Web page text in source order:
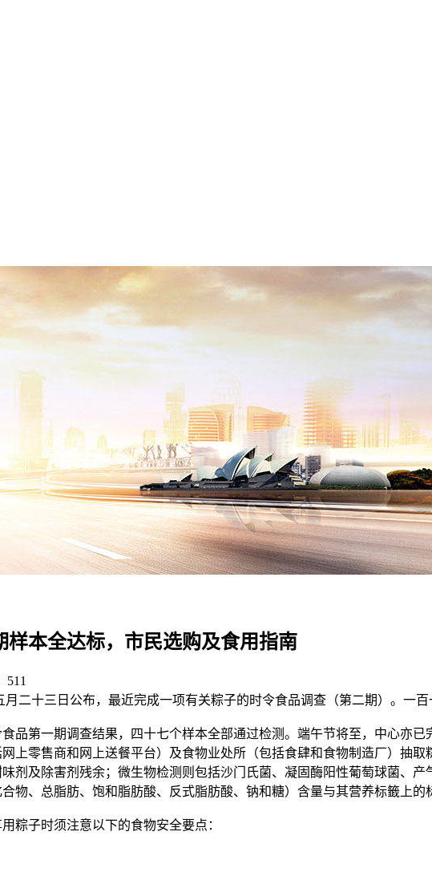
本全达标，市民选购及食用指南
511
十三日公布，最近完成一项有关粽子的时令食品调查（第二期）。一百
第一期调查结果，四十七个样本全部通过检测。端午节将至，中心亦已
上零售商和网上送餐平台）及食物业处所（包括食肆和食物制造厂）抽
剂及除害剂残余；微生物检测则包括沙门氏菌、凝固酶阳性葡萄球菌、
物、总脂肪、饱和脂肪酸、反式脂肪酸、钠和糖）含量与其营养标籤上的
子时须注意以下的食物安全要点：